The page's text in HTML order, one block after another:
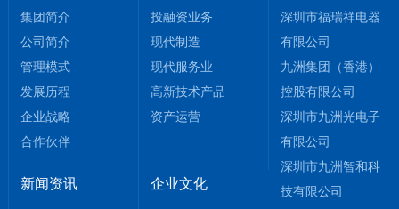
集团简介
公司简介
管理模式
发展历程
企业战略
合作伙伴
投融资业务
现代制造
现代服务业
高新技术产品
资产运营
深圳市福瑞祥电器
有限公司
九洲集团（香港）
控股有限公司
深圳市九洲光电子
有限公司
深圳市九洲智和科
技有限公司
新闻资讯 企业文化